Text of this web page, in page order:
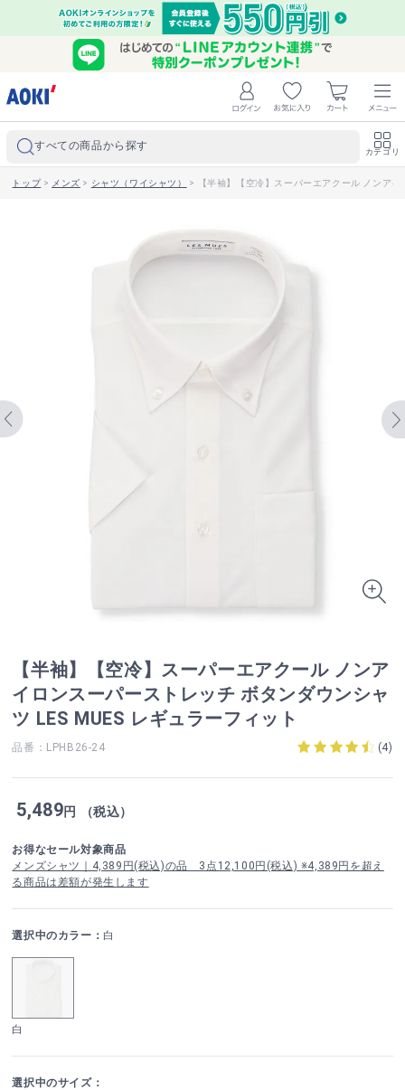
すべての商品から探す カテゴリ
トップ> メンズ > シャツ（ワイシャツ） > 【半袖】【空冷】スーパーエアクール ノンア
【半袖】【空冷】スーパーエアクール ノンア
イロンスーパーストレッチ ボタンダウンシャ
ツ LES MUES レギュラーフィット
品番：LPHB26-24 (4)
5,489円 （税込）
お得なセール対象商品
メンズシャツ｜4,389円(税込)の品 3点12,100円(税込) ※4,389円を超え
る商品は差額が発生します
選択中のカラー： 白
白
選択中のサイズ：